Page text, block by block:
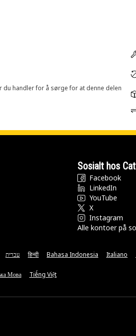
du handler for å sørge for at denne delen
Sosialt hos Cat
Facebook
LinkedIn
YouTube
X
Instagram
Alle kontoer på
עברית हिन्दी Bahasa Indonesia Italiano
Мова Tiếng Việt